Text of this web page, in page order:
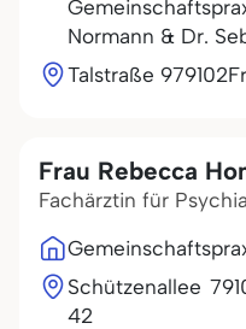
Normann & Dr.
Talstraße 979102
Frau Rebecca
Fachärztin für
Schützenallee
42